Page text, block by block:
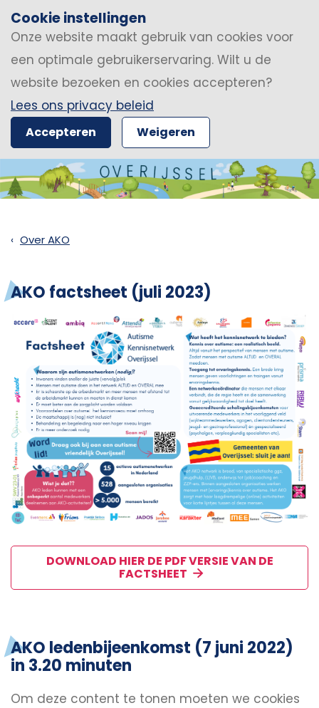
Cookie instellingen
Onze website maakt gebruik van cookies voor
een optimale gebruikerservaring. Wilt u de
website bezoeken en cookies accepteren?
Lees ons privacy beleid
Accepteren Weigeren
Over AKO
AKO factsheet (juli 2023)
DOWNLOAD HIER DE PDF VERSIE VAN DE
FACTSHEET
AKO ledenbijeenkomst (7 juni 2022)
in 3.20 minuten
Om deze content te tonen moeten we cookies